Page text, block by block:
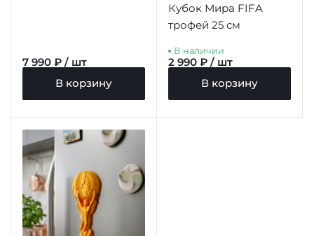
7 990 ₽ / шт
В корзину
Кубок Мира FIFA
трофей 25 см
В наличии
2 990 ₽ / шт
В корзину